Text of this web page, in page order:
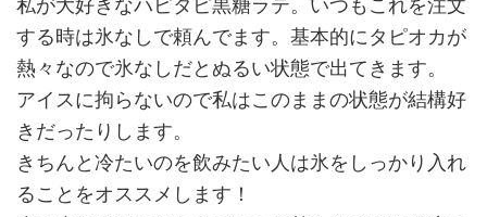
私が大好きなハピタピ黒糖ラテ。いつもこれを注文
する時は氷なしで頼んでます。基本的にタピオカが
熱々なので氷なしだとぬるい状態で出てきます。
アイスに拘らないので私はこのままの状態が結構好
きだったりします。
きちんと冷たいのを飲みたい人は氷をしっかり入れ
ることをオススメします！